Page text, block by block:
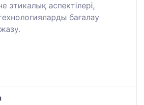
этикалық аспектілері,
бағалау